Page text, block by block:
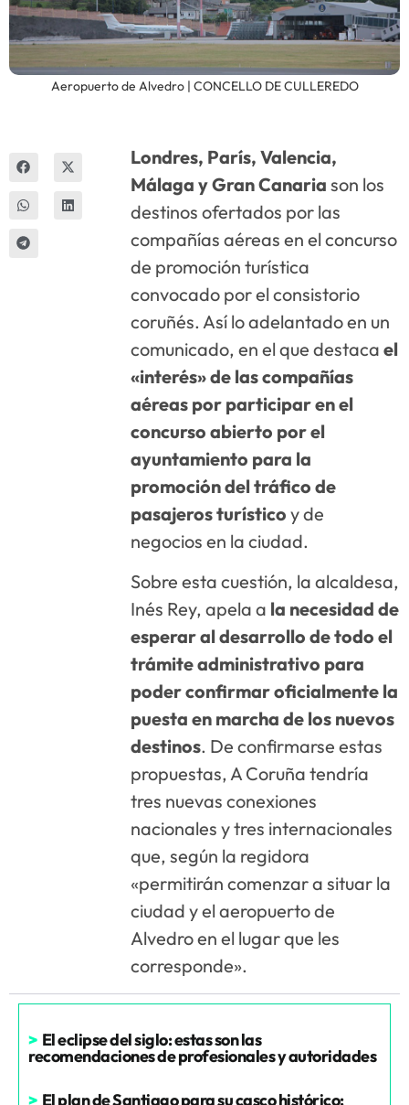
Aeropuerto de Alvedro | CONCELLO DE CULLEREDO
Londres, París, Valencia,
Málaga y Gran Canaria son los
destinos ofertados por las
compañías aéreas en el concurso
de promoción turística
convocado por el consistorio
coruñés. Así lo adelantado en un
comunicado, en el que destacael
«interés» de las compañías
aéreas por participar en el
concurso abierto por el
ayuntamiento para la
promoción del tráfico de
pasajeros turístico y de
negocios en la ciudad.
Sobre esta cuestión, la alcaldesa,
Inés Rey, apela a la necesidad de
esperar al desarrollo de todo el
trámite administrativo para
poder confirmar oficialmente la
puesta en marcha de los nuevos
destinos. De confirmarse estas
propuestas, A Coruña tendría
tres nuevas conexiones
nacionales y tres internacionales
que, según la regidora
«permitirán comenzar a situar la
ciudad y el aeropuerto de
Alvedro en el lugar que les
corresponde».
> El eclipse del siglo: estas son las
recomendaciones de profesionales y autoridades
> El plan de Santiago para su casco histórico: